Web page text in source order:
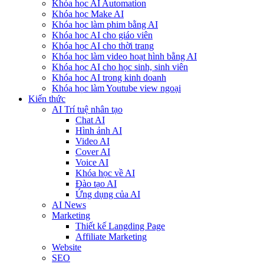
Khóa học AI Automation
Khóa học Make AI
Khóa học làm phim bằng AI
Khóa học AI cho giáo viên
Khóa học AI cho thời trang
Khóa học làm video hoạt hình bằng AI
Khóa học AI cho học sinh, sinh viên
Khóa hoc AI trong kinh doanh
Khóa học làm Youtube view ngoại
Kiến thức
AI Trí tuệ nhân tạo
Chat AI
Hình ảnh AI
Video AI
Cover AI
Voice AI
Khóa học về AI
Đào tạo AI
Ứng dụng của AI
AI News
Marketing
Thiết kế Langding Page
Affiliate Marketing
Website
SEO